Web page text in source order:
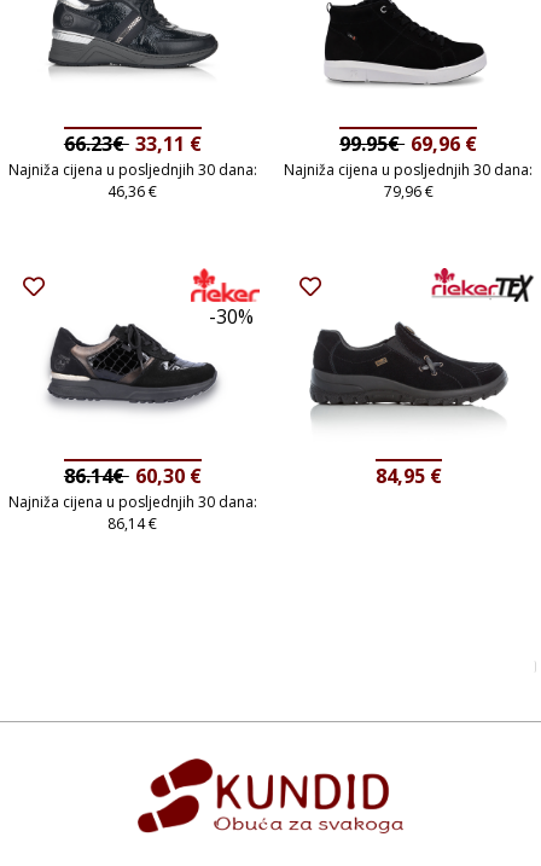
66.23€ 33,11 €
Najniža cijena u posljednjih 30 dana:
46,36€
99.95€ 69,96 €
Najniža cijena u posljednjih 30 dana:
79,96€
-30%
86.14€ 60,30 €
Najniža cijena u posljednjih 30 dana:
86,14€
84,95 €